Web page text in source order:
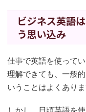
ビジネス英語
う思い込み
仕事で英語を使って
理解できても、一般
いうことはよくありま